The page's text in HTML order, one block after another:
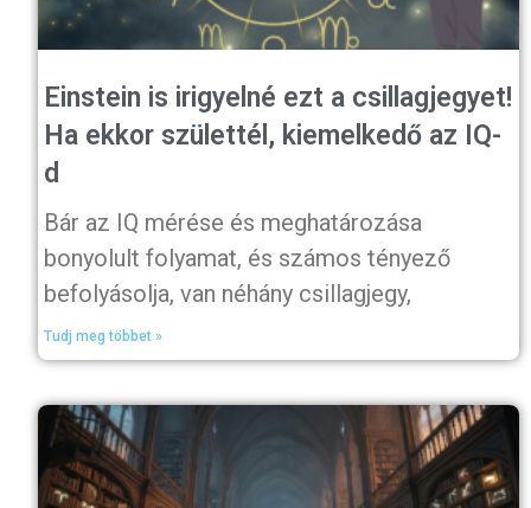
Einstein is irigyelné ezt a csillagjegyet!
Ha ekkor születtél, kiemelkedő az IQ-
d
Bár az IQ mérése és meghatározása
bonyolult folyamat, és számos tényező
befolyásolja, van néhány csillagjegy,
Tudj meg többet »